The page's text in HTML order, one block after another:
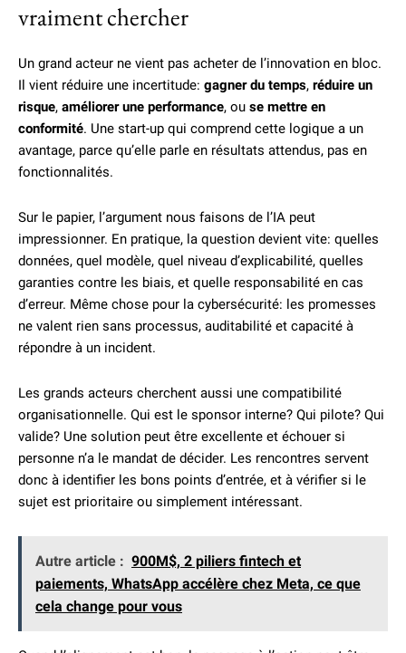
vraiment chercher
Un grand acteur ne vient pas acheter de l’innovation en bloc.
Il vient réduire une incertitude: gagner du temps, réduire un
risque, améliorer une performance, ou se mettre en
conformité. Une start-up qui comprend cette logique a un
avantage, parce qu’elle parle en résultats attendus, pas en
fonctionnalités.
Sur le papier, l’argument nous faisons de l’IA peut
impressionner. En pratique, la question devient vite: quelles
données, quel modèle, quel niveau d’explicabilité, quelles
garanties contre les biais, et quelle responsabilité en cas
d’erreur. Même chose pour la cybersécurité: les promesses
ne valent rien sans processus, auditabilité et capacité à
répondre à un incident.
Les grands acteurs cherchent aussi une compatibilité
organisationnelle. Qui est le sponsor interne? Qui pilote? Qui
valide? Une solution peut être excellente et échouer si
personne n’a le mandat de décider. Les rencontres servent
donc à identifier les bons points d’entrée, et à vérifier si le
sujet est prioritaire ou simplement intéressant.
Autre article : 900M$, 2 piliers fintech et
paiements, WhatsApp accélère chez Meta, ce que
cela change pour vous